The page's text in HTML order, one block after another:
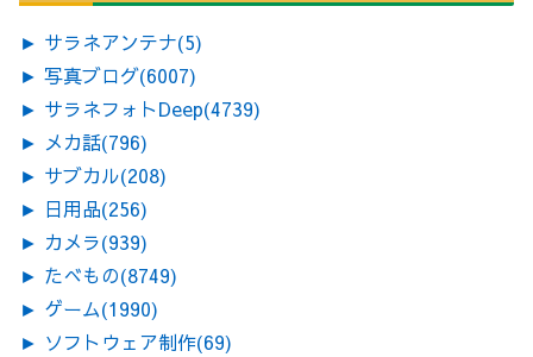
► サラネアンテナ(5)
► 写真ブログ(6007)
► サラネフォトDeep(4739)
► メカ話(796)
► サブカル(208)
► 日用品(256)
► カメラ(939)
► たべもの(8749)
► ゲーム(1990)
► ソフトウェア制作(69)